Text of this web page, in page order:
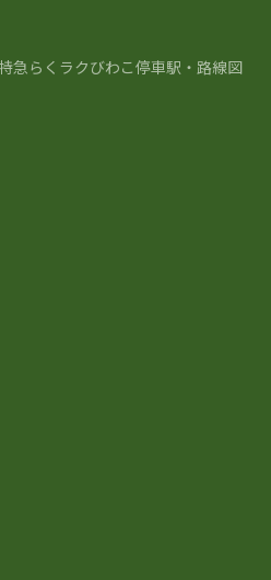
急らくラクびわこ停車駅・路線図